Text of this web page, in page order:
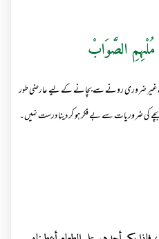
الصَّوَابْ
غیر ضروری رونے سے بچانے کے لیے عارضی طور
کی ضروریات سے بے فکر ہو کر دینا درست نہیں۔